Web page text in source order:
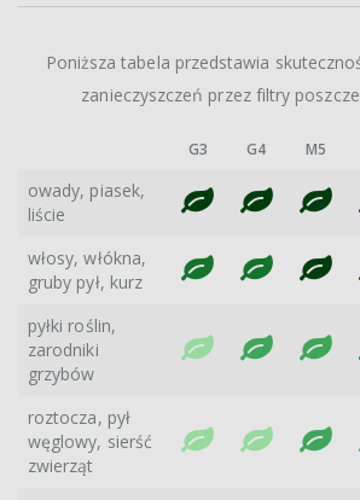
Poniższa tabela przedstawia
zanieczyszczeń przez filtry
G3 G4 M5
owady, piasek,
liście
włosy, włókna,
gruby pył, kurz
pyłki roślin,
zarodniki
grzybów
roztocza, pył
węglowy, sierść
zwierząt